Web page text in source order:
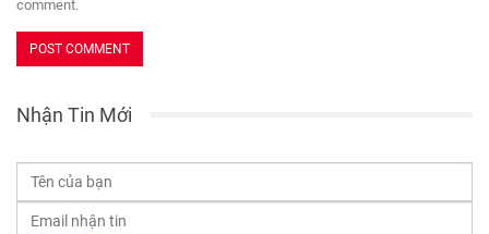
comment.
Nhận Tin Mới